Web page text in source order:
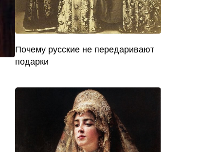
Почему русские не передаривают
подарки